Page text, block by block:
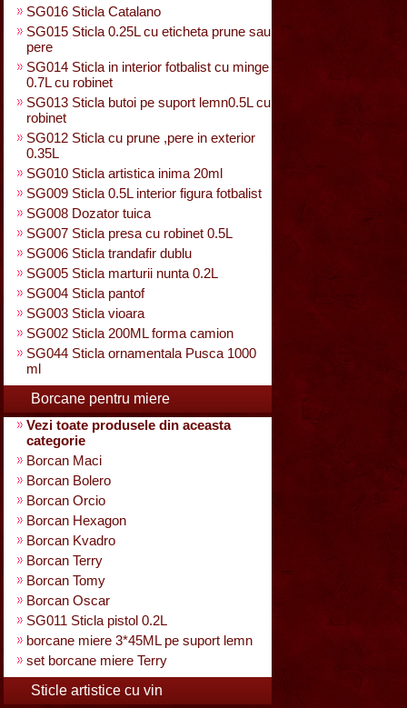
SG016 Sticla Catalano
SG015 Sticla 0.25L cu eticheta prune sau
pere
SG014 Sticla in interior fotbalist cu minge
0.7L cu robinet
SG013 Sticla butoi pe suport lemn0.5L cu
robinet
SG012 Sticla cu prune ,pere in exterior
0.35L
SG010 Sticla artistica inima 20ml
SG009 Sticla 0.5L interior figura fotbalist
SG008 Dozator tuica
SG007 Sticla presa cu robinet 0.5L
SG006 Sticla trandafir dublu
SG005 Sticla marturii nunta 0.2L
SG004 Sticla pantof
SG003 Sticla vioara
SG002 Sticla 200ML forma camion
SG044 Sticla ornamentala Pusca 1000
ml
Borcane pentru miere
Vezi toate produsele din aceasta
categorie
Borcan Maci
Borcan Bolero
Borcan Orcio
Borcan Hexagon
Borcan Kvadro
Borcan Terry
Borcan Tomy
Borcan Oscar
SG011 Sticla pistol 0.2L
borcane miere 3*45ML pe suport lemn
set borcane miere Terry
Sticle artistice cu vin